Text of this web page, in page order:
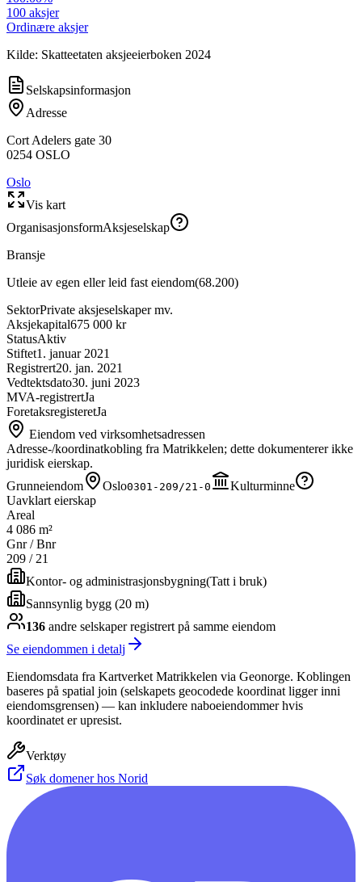
100 aksjer
Ordinære aksjer
Kilde: Skatteetaten aksjeeierboken 2024
Selskapsinformasjon
Adresse
Cort Adelers gate 30
0254 OSLO
Oslo
Vis kart
OrganisasjonsformAksjeselskap
Bransje
Utleie av egen eller leid fast eiendom(68.200)
SektorPrivate aksjeselskaper mv.
Aksjekapital675 000 kr
StatusAktiv
Stiftet1. januar 2021
Registrert20. jan. 2021
Vedtektsdato30. juni 2023
MVA-registrertJa
ForetaksregisteretJa
Eiendom ved virksomhetsadressen
Adresse-/koordinatkobling fra Matrikkelen; dette dokumenterer ikke
juridisk eierskap.
Grunneiendom
Oslo0301-209/21-0
Kulturminne
Uavklart eierskap
Areal
4 086 m²
Gnr / Bnr
209 / 21
Kontor- og administrasjonsbygning(Tatt i bruk)
Sannsynlig bygg (20 m)
136 andre selskaperregistrert på samme eiendom
Se eiendommen i detalj
Eiendomsdata fra Kartverket Matrikkelen via Geonorge. Koblingen
baseres på spatial join (selskapets geocodede koordinat ligger inni
eiendomsgrensen) — kan inkludere naboeiendommer hvis
koordinatet er upresist.
Verktøy
Søk domener hos Norid